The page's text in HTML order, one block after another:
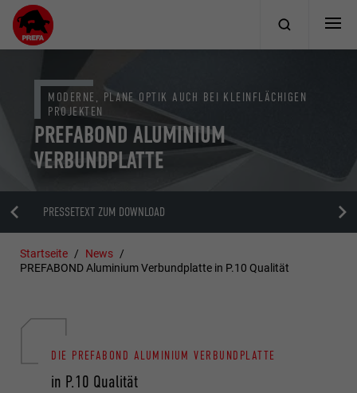
PREFABOND ALUMINIUM
VERBUNDPLATTE
MODERNE, PLANE OPTIK AUCH BEI KLEINFLÄCHIGEN
PROJEKTEN
PRESSETEXT ZUM DOWNLOAD
Startseite
News
PREFABOND Aluminium Verbundplatte in P.10 Qualität
in P.10 Qualität
DIE PREFABOND ALUMINIUM VERBUNDPLATTE